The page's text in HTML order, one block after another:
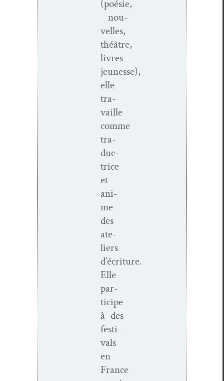
(poésie,
nou­
velles,
théâtre,
livres
jeunesse),
elle
tra­
vaille
comme
tra­
duc­
trice
et
ani­
me
des
ate­
liers
d’écriture.
Elle
par­
ticipe
à des
fes­ti­
vals
en
France